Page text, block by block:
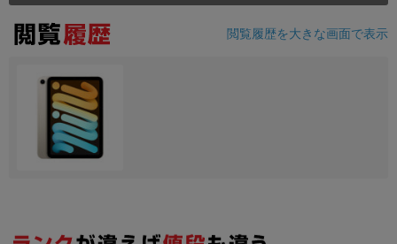
閲覧履歴を大きな画面で表示
発売日
各項目のチェックボックスは「or検索」となります。